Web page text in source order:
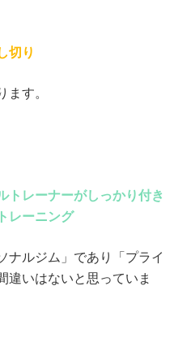
切り
す。
トレーナーがしっかり付き
レーニング
ナルジム」であり「プライ
違いはないと思っていま